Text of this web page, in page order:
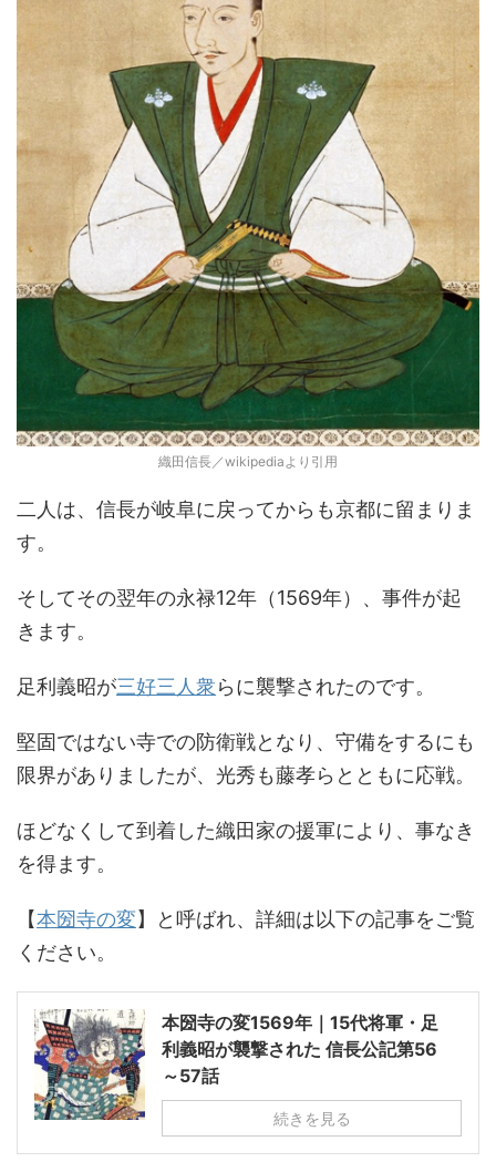
織田信長／wikipediaより引用
二人は、信長が岐阜に戻ってからも京都に留まりま
す。
そしてその翌年の永禄12年（1569年）、事件が起
きます。
足利義昭が三好三人衆らに襲撃されたのです。
堅固ではない寺での防衛戦となり、守備をするにも
限界がありましたが、光秀も藤孝らとともに応戦。
ほどなくして到着した織田家の援軍により、事なき
を得ます。
【本圀寺の変】と呼ばれ、詳細は以下の記事をご覧
ください。
本圀寺の変1569年｜15代将軍・足
利義昭が襲撃された 信長公記第56
～57話
続きを見る